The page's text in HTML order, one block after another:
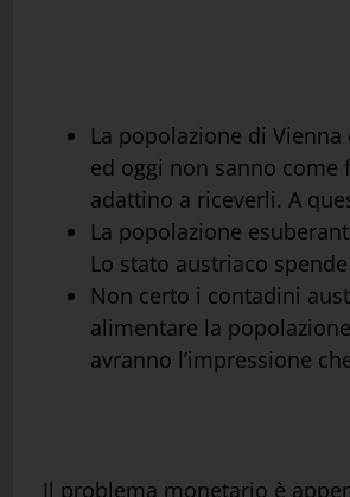
La popolazione di
ed oggi non sanno come
adattino a riceverli. A
La popolazione
Lo stato austriaco
Non certo i contadini
alimentare la
avranno l’impressione
Il problema monetario è